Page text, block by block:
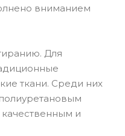
вниманием
Для
ткани. Среди них
и